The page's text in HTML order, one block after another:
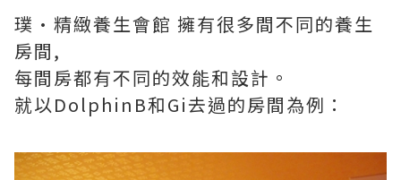
璞·精緻養生會館 擁有很多間不同的養生
房間,
每間房都有不同的效能和設計。
就以DolphinB和Gi去過的房間為例：